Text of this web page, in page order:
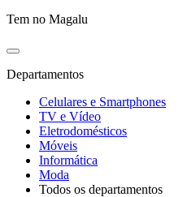
Tem no Magalu
Departamentos
Celulares e Smartphones
TV e Vídeo
Eletrodomésticos
Móveis
Informática
Moda
Todos os departamentos